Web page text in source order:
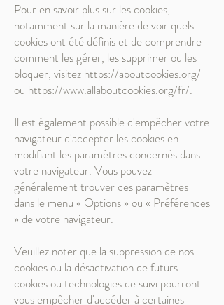
Pour en savoir plus sur les cookies,
notamment sur la manière de voir quels
cookies ont été définis et de comprendre
comment les gérer, les supprimer ou les
bloquer, visitez https://aboutcookies.org/
ou https://www.allaboutcookies.org/fr/.
Il est également possible d'empêcher votre
navigateur d'accepter les cookies en
modifiant les paramètres concernés dans
votre navigateur. Vous pouvez
généralement trouver ces paramètres
dans le menu « Options » ou « Préférences
» de votre navigateur.
Veuillez noter que la suppression de nos
cookies ou la désactivation de futurs
cookies ou technologies de suivi pourront
vous empêcher d'accéder à certaines